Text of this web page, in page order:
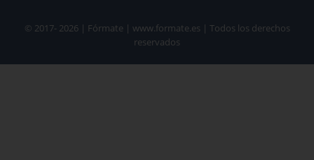
© 2017- 2026 | Fórmate | www.formate.es | Todos los derechos
reservados